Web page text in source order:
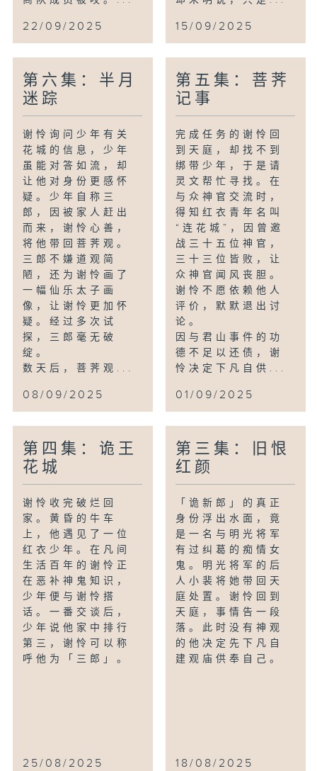
22/09/2025 15/09/2025
第六集：半月
迷踪
谢怜询问少年有关
花城的信息，少年
虽能对答如流，却
让他对身份更感怀
疑。少年自称三
郎，因被家人赶出
而来，谢怜心善，
将他带回菩荠观。
三郎不嫌道观简
陋，还为谢怜画了
一幅仙乐太子画
像，让谢怜更加怀
疑。经过多次试
探，三郎毫无破
绽。
数天后，菩荠观...
08/09/2025
第五集：菩荠
记事
完成任务的谢怜回
到天庭，却找不到
绑带少年，于是请
灵文帮忙寻找。在
与众神官交流时，
得知红衣青年名叫
“连花城”，因曾邀
战三十五位神官，
三十三位皆败，让
众神官闻风丧胆。
谢怜不愿依赖他人
评价，默默退出讨
论。
因与君山事件的功
德不足以还债，谢
怜决定下凡自供...
01/09/2025
第四集：诡王
花城
谢怜收完破烂回
家。黄昏的牛车
上，他遇见了一位
红衣少年。在凡间
生活百年的谢怜正
在恶补神鬼知识，
少年便与谢怜搭
话。一番交谈后，
少年说他家中排行
第三，谢怜可以称
呼他为「三郎」。
25/08/2025
第三集：旧恨
红颜
「诡新郎」的真正
身份浮出水面，竟
是一名与明光将军
有过纠葛的痴情女
鬼。明光将军的后
人小裴将她带回天
庭处置。谢怜回到
天庭，事情告一段
落。此时没有神观
的他决定先下凡自
建观庙供奉自己。
18/08/2025